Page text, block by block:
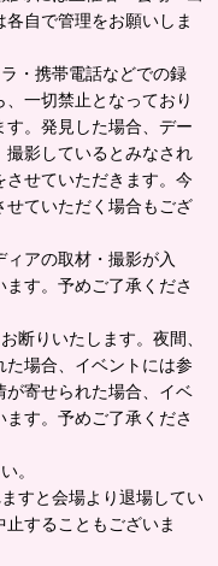
自で管理をお願いしま
・携帯電話などでの録
一切禁止となっており
す。発見した場合、デー
撮影しているとみなされ
せていただきます。今
せていただく場合もござ
アの取材・撮影が入
す。予めご了承くださ
断りいたします。夜間、
場合、イベントには参
が寄せられた場合、イベ
す。予めご了承くださ
。
すと会場より退場してい
することもございま